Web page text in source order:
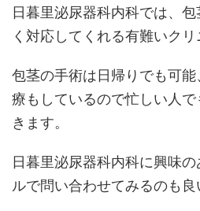
日暮里泌尿器科内科では、
く対応してくれる有難いクリ
包茎の手術は日帰りでも可
療もしているので忙しい人
きます。
日暮里泌尿器科内科に興味
ルで問い合わせてみるのも良